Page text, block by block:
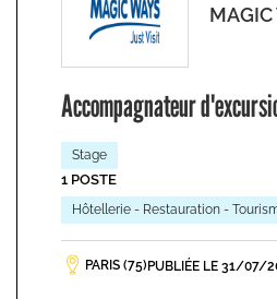
Accompagnateur
Stage
1 POSTE
Hôtellerie - Restauration -
PARIS (75) PUBLIÉE LE 31/07/